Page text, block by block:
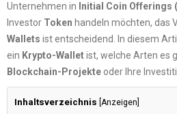
Unternehmen in Initial Coin Offerings
Investor Token handeln möchten, das
Wallets ist entscheidend. In diesem
ein Krypto-Walletist, welche Arten es
Blockchain-Projekte oder Ihre
Inhaltsverzeichnis Anzeigen